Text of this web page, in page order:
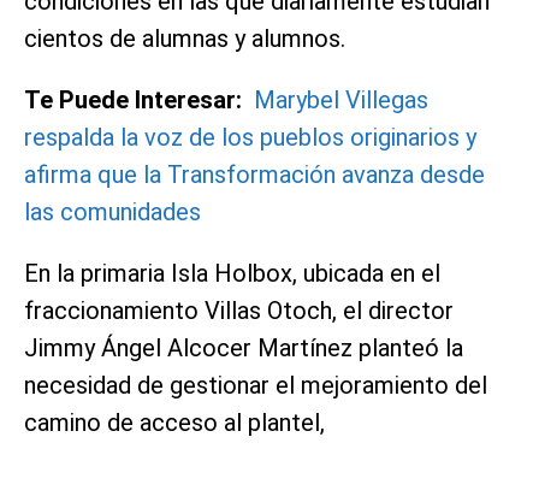
cientos de alumnas y alumnos.
Te Puede Interesar: Marybel Villegas
respalda la voz de los pueblos originarios y
afirma que la Transformación avanza desde
las comunidades
En la primaria Isla Holbox, ubicada en el
fraccionamiento Villas Otoch, el director
Jimmy Ángel Alcocer Martínez planteó la
necesidad de gestionar el mejoramiento del
camino de acceso al plantel,